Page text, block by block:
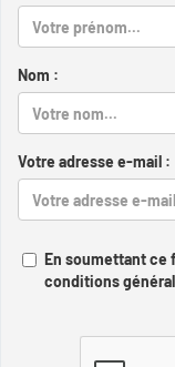
Nom :
Votre adresse e-mail :
En soumettant ce
conditions